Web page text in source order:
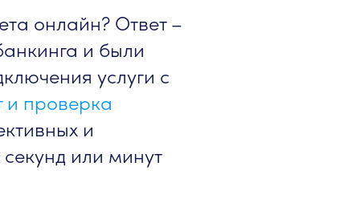
онлайн? Ответ –
и были
услуги с
и проверка
и
или минут